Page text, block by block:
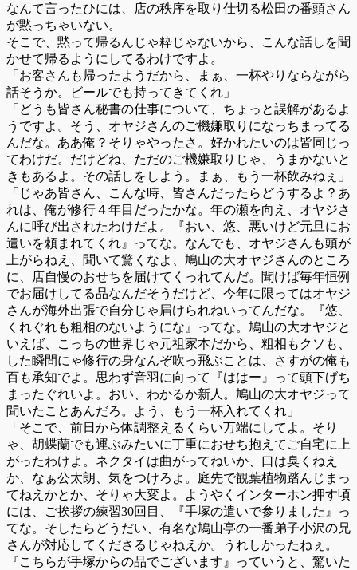
なんて言ったひには、店の秩序を取り仕切る松田の番頭さん
が黙っちゃいない。
そこで、黙って帰るんじゃ粋じゃないから、こんな話しを聞
かせて帰るようにしてるわけですよ。
「お客さんも帰ったようだから、まぁ、一杯やりならながら
話そうか。ビールでも持ってきてくれ」
「どうも皆さん秘書の仕事について、ちょっと誤解があるよ
うですよ。そう、オヤジさんのご機嫌取りになっちまってる
んだな。ああ俺？そりゃやったさ。好かれたいのは皆同じっ
てわけだ。だけどね、ただのご機嫌取りじゃ、うまかないと
きもあるよ。その話しをしよう。まぁ、もう一杯飲みねぇ」
「じゃあ皆さん、こんな時、皆さんだったらどうするよ？あ
れは、俺が修行４年目だったかな。年の瀬を向え、オヤジさ
んに呼び出されたわけだよ。『おい、悠、悪いけど元旦にお
遣いを頼まれてくれ』ってな。なんでも、オヤジさんも頭が
上がらねえ、聞いて驚くなよ、鳩山の大オヤジさんのところ
に、店自慢のおせちを届けてくっれてんだ。聞けば毎年恒例
でお届けしてる品なんだそうだけど、今年に限ってはオヤジ
さんが海外出張で自分じゃ届けられねいってんだな。『悠、
くれぐれも粗相のないようにな』ってな。鳩山の大オヤジと
いえば、こっちの世界じゃ元祖家本だから、粗相もクソも、
した瞬間にゃ修行の身なんぞ吹っ飛ぶことは、さすがの俺も
百も承知でよ。思わず音羽に向って『ははー』って頭下げち
まったぐれいよ。おい、わかるか新人。鳩山の大オヤジって
聞いたことあんだろ。よう、もう一杯入れてくれ」
「そこで、前日から体調整えるくらい万端にしてよ。そり
ゃ、胡蝶蘭でも運ぶみたいに丁重におせち抱えてご自宅に上
がったわけよ。ネクタイは曲がってねいか、口は臭くねえ
か、なぁ公太朗、気をつけろよ。庭先で観葉植物踏んじまっ
てねえかとか、そりゃ大変よ。ようやくインターホン押す頃
には、ご挨拶の練習30回目、『手塚の遣いで参りました』っ
てな。そしたらどうだい、有名な鳩山亭の一番弟子小沢の兄
さんが対応してくださるじゃねえか。うれしかったねぇ。
『こちらが手塚からの品でございます』っていうと、驚いた